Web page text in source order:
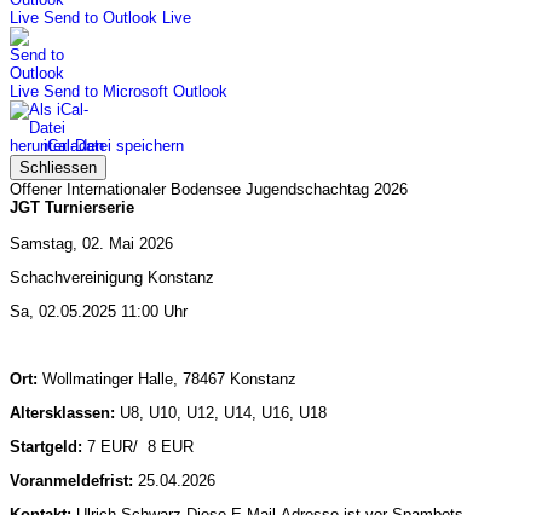
Send to Outlook Live
Send to Microsoft Outlook
iCal-Datei speichern
Schliessen
Offener Internationaler Bodensee Jugendschachtag 2026
JGT Turnierserie
Samstag, 02. Mai 2026
Schachvereinigung Konstanz
Sa, 02.05.2025 11:00 Uhr
Ort: Wollmatinger Halle, 78467 Konstanz
Altersklassen: U8, U10, U12, U14, U16, U18
Startgeld: 7 EUR/ 8 EUR
Voranmeldefrist: 25.04.2026